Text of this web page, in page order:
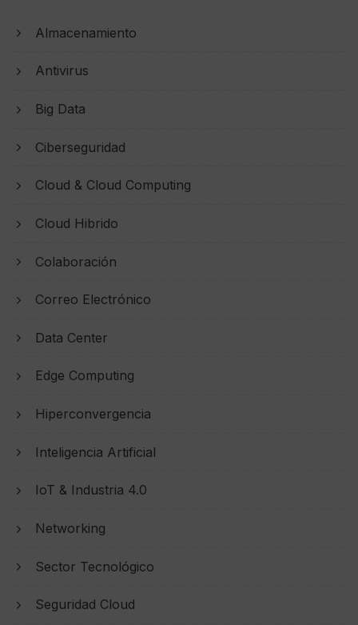
Almacenamiento
Antivirus
Big Data
Ciberseguridad
Cloud & Cloud Computing
Cloud Hibrido
Colaboración
Correo Electrónico
Data Center
Edge Computing
Hiperconvergencia
Inteligencia Artificial
IoT & Industria 4.0
Networking
Sector Tecnológico
Seguridad Cloud